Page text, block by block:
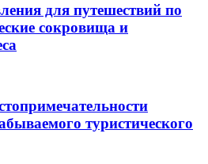
для путешествий по
сокровища и
туристического